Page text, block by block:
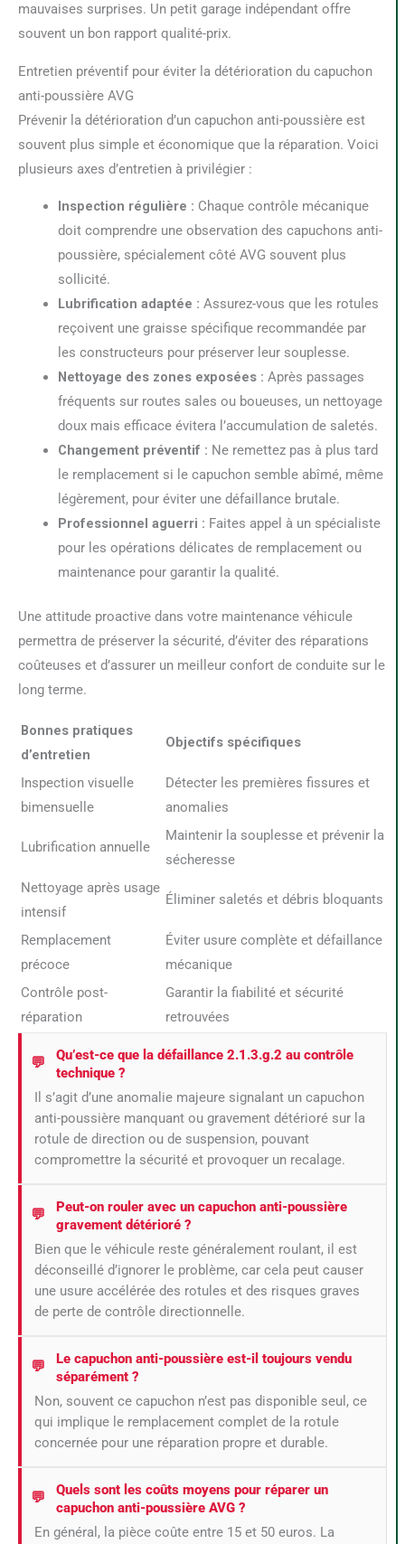
mauvaises surprises. Un petit garage indépendant offre
souvent un bon rapport qualité-prix.
Entretien préventif pour éviter la détérioration du capuchon
anti-poussière AVG
Prévenir la détérioration d’un capuchon anti-poussière est
souvent plus simple et économique que la réparation. Voici
plusieurs axes d’entretien à privilégier :
Inspection régulière : Chaque contrôle mécanique
doit comprendre une observation des capuchons anti-
poussière, spécialement côté AVG souvent plus
sollicité.
Lubrification adaptée : Assurez-vous que les rotules
reçoivent une graisse spécifique recommandée par
les constructeurs pour préserver leur souplesse.
Nettoyage des zones exposées : Après passages
fréquents sur routes sales ou boueuses, un nettoyage
doux mais efficace évitera l’accumulation de saletés.
Changement préventif : Ne remettez pas à plus tard
le remplacement si le capuchon semble abîmé, même
légèrement, pour éviter une défaillance brutale.
Professionnel aguerri : Faites appel à un spécialiste
pour les opérations délicates de remplacement ou
maintenance pour garantir la qualité.
Une attitude proactive dans votre maintenance véhicule
permettra de préserver la sécurité, d’éviter des réparations
coûteuses et d’assurer un meilleur confort de conduite sur le
long terme.
Bonnes pratiques
d’entretien
Objectifs spécifiques
Inspection visuelle
bimensuelle
Détecter les premières fissures et
anomalies
Lubrification annuelle
Maintenir la souplesse et prévenir la
sécheresse
Nettoyage après usage
intensif
Éliminer saletés et débris bloquants
Remplacement
précoce
Éviter usure complète et défaillance
mécanique
Contrôle post-
réparation
Garantir la fiabilité et sécurité
retrouvées
Qu’est-ce que la défaillance 2.1.3.g.2 au contrôle
technique ?
Il s’agit d’une anomalie majeure signalant un capuchon
anti-poussière manquant ou gravement détérioré sur la
rotule de direction ou de suspension, pouvant
compromettre la sécurité et provoquer un recalage.
Peut-on rouler avec un capuchon anti-poussière
gravement détérioré ?
Bien que le véhicule reste généralement roulant, il est
déconseillé d’ignorer le problème, car cela peut causer
une usure accélérée des rotules et des risques graves
de perte de contrôle directionnelle.
Le capuchon anti-poussière est-il toujours vendu
séparément ?
Non, souvent ce capuchon n’est pas disponible seul, ce
qui implique le remplacement complet de la rotule
concernée pour une réparation propre et durable.
Quels sont les coûts moyens pour réparer un
capuchon anti-poussière AVG ?
En général, la pièce coûte entre 15 et 50 euros. La